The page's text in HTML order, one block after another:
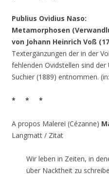
Publius Ovidius Naso:
Metamorphosen
von Johann Heinrich Voß
Textergänzungen der in der
fehlenden Ovidstellen sind
Suchier (1889) entnommen.
* * *
A propos Malerei (Cézanne)
Langmatt / Zitat
Wir leben in Zeiten, in
über Nacktheit zu